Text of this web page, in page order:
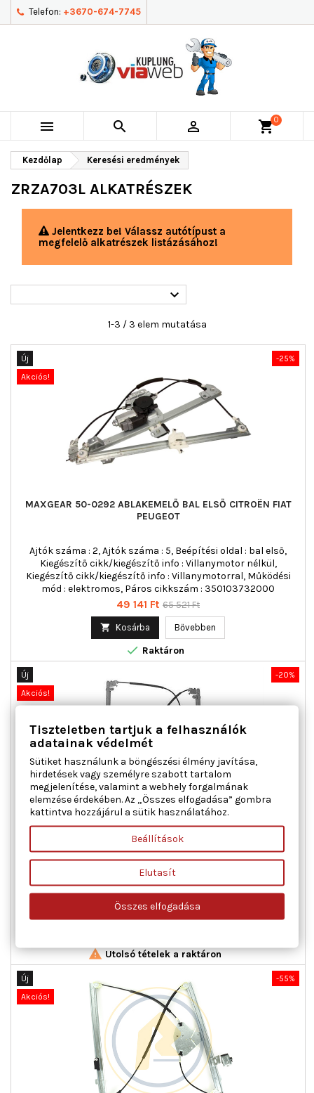
Telefon: +3670-674-7745
   shopping_cart0
Kezdőlap Keresési eredmények
ZRZA703L ALKATRÉSZEK
Jelentkezz be! Válassz autótípust a
megfelelő alkatrészek listázásához!

1-3 / 3 elem mutatása
-25%
Új
Akciós!
MAXGEAR 50-0292 ABLAKEMELŐ BAL ELSŐ CITROËN FIAT
PEUGEOT
Ajtók száma : 2, Ajtók száma : 5, Beépítési oldal : bal első,
Kiegészítő cikk/kiegészítő info : Villanymotor nélkül,
Kiegészítő cikk/kiegészítő info : Villanymotorral, Működési
mód : elektromos, Páros cikkszám : 350103732000
Ár
49 141 Ft Normál
65 521 Ft
 Kosárba Bővebben
 Raktáron
-20%
Új
Akciós!
MAGNETI MARELLI 350103731000 ABLAKEMELŐ BAL ELSŐ
CITROËN FIAT PEUGEOT
Ajtók száma : 5, Beépítési oldal : bal első, Kiegészítő
cikk/kiegészítő info : Villanymotor nélkül, Működési mód :
elektromos, Páros cikkszám : 350103732000
Ár
49 191 FtNormál
61 489 Ft
Utolsó tételek a raktáron
-55%
Új
Akciós!
Tiszteletben tartjuk a felhasználók
adatainak védelmét
Sütiket használunk a böngészési élmény javítása,
hirdetések vagy személyre szabott tartalom
megjelenítése, valamint a webhely forgalmának
elemzése érdekében. Az „Összes elfogadása” gombra
kattintva hozzájárul a sütik használatához.
Beállítások
Elutasít
Összes elfogadása